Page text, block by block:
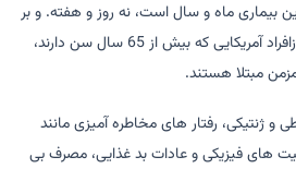
بیماری ماه و سال است، نه روز و هفته. و بر
اساس آمار رسمی، 88 درصد ازافراد آمریکایی که بیش از 65 سال سن دارند،
مبتلا هستند.
و ژنتیکی، رفتار های مخاطره آمیزی مانند
های فیزیکی و عادات بد غذایی، مصرف بی